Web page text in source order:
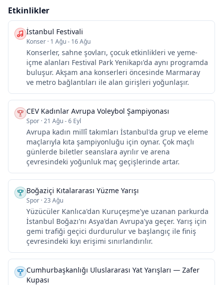
Etkinlikler
İstanbul Festivali
Konser · 1 Ağu - 16 Ağu
Konserler, sahne şovları, çocuk etkinlikleri ve yeme-
içme alanları Festival Park Yenikapı'da aynı programda
buluşur. Akşam ana konserleri öncesinde Marmaray
ve metro bağlantıları ile alan girişleri yoğunlaşır.
CEV Kadınlar Avrupa Voleybol Şampiyonası
Spor ·21 Ağu - 6 Eyl
Avrupa kadın millî takımları İstanbul'da grup ve eleme
maçlarıyla kıta şampiyonluğu için oynar. Çok maçlı
günlerde biletler seanslara ayrılır ve arena
çevresindeki yoğunluk maç geçişlerinde artar.
Boğaziçi Kıtalararası Yüzme Yarışı
Spor ·23 Ağu
Yüzücüler Kanlıca'dan Kuruçeşme'ye uzanan parkurda
İstanbul Boğazı'nı Asya'dan Avrupa'ya geçer. Yarış için
gemi trafiği geçici durdurulur ve başlangıç ile finiş
çevresindeki kıyı erişimi sınırlandırılır.
Cumhurbaşkanlığı Uluslararası Yat Yarışları — Zafer
Kupası